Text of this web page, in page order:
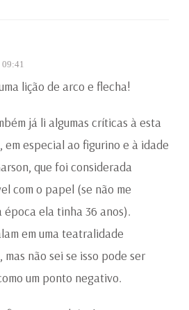
09:41
lição de arco e flecha!
já li algumas críticas à esta
em especial ao figurino e à idade
que foi considerada
com o papel (se não me
época ela tinha 36 anos).
em uma teatralidade
mas não sei se isso pode ser
um ponto negativo.